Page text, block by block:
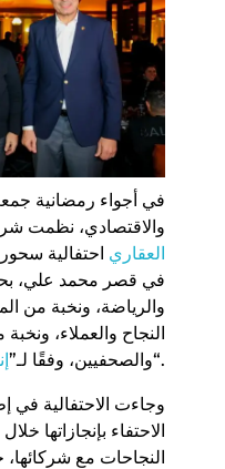
في أجواء رمضانية
والاقتصادي، نظمت
العقاري احتفالية
في قصر محمد علي،
والرياضة، ونخبة من
النجاح والعملاء، ونخبة
والصحفيين، وفقًا لـ”“.
وجاءت الاحتفالية
الاحتفاء بإنجازاتها
النجاحات مع